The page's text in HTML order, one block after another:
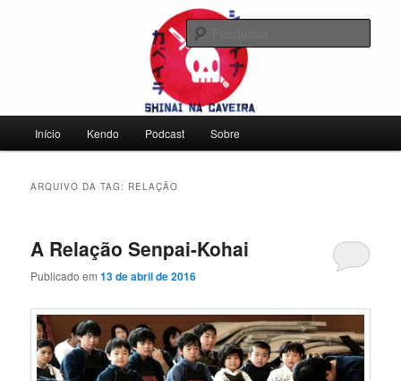
Shinai na Caveira
Falamos sobre kendo, mas não leve a gente a sério
principal
Início Kendo Podcast Sobre
ARQUIVO DA TAG: RELAÇÃO
A Relação Senpai-Kohai
Publicado em13 de abril de 2016